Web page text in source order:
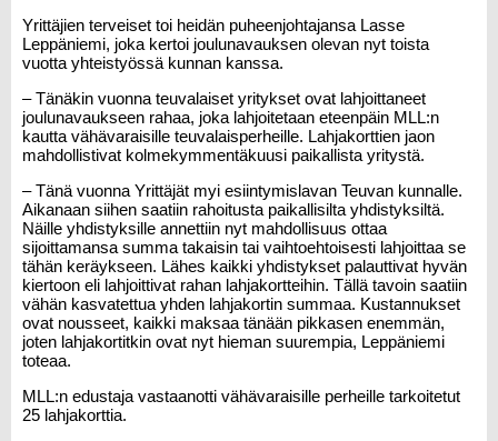
Yrittäjien terveiset toi heidän puheenjohtajansa Lasse
Leppäniemi, joka kertoi joulunavauksen olevan nyt toista
vuotta yhteistyössä kunnan kanssa.
– Tänäkin vuonna teuvalaiset yritykset ovat lahjoittaneet
joulunavaukseen rahaa, joka lahjoitetaan eteenpäin MLL:n
kautta vähävaraisille teuvalaisperheille. Lahjakorttien jaon
mahdollistivat kolmekymmentäkuusi paikallista yritystä.
– Tänä vuonna Yrittäjät myi esiintymislavan Teuvan kunnalle.
Aikanaan siihen saatiin rahoitusta paikallisilta yhdistyksiltä.
Näille yhdistyksille annettiin nyt mahdollisuus ottaa
sijoittamansa summa takaisin tai vaihtoehtoisesti lahjoittaa se
tähän keräykseen. Lähes kaikki yhdistykset palauttivat hyvän
kiertoon eli lahjoittivat rahan lahjakortteihin. Tällä tavoin saatiin
vähän kasvatettua yhden lahjakortin summaa. Kustannukset
ovat nousseet, kaikki maksaa tänään pikkasen enemmän,
joten lahjakortitkin ovat nyt hieman suurempia, Leppäniemi
toteaa.
MLL:n edustaja vastaanotti vähävaraisille perheille tarkoitetut
25 lahjakorttia.